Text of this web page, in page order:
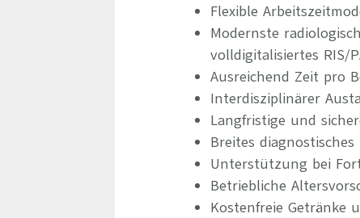
Flexible
Modernste
volldigitalisiertes RIS/
Ausreichend Zeit pro
Interdisziplinärer
Langfristige und
Breites
Unterstützung bei
Betriebliche
Kostenfreie Getränke